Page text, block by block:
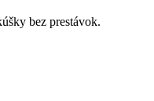
bez prestávok.